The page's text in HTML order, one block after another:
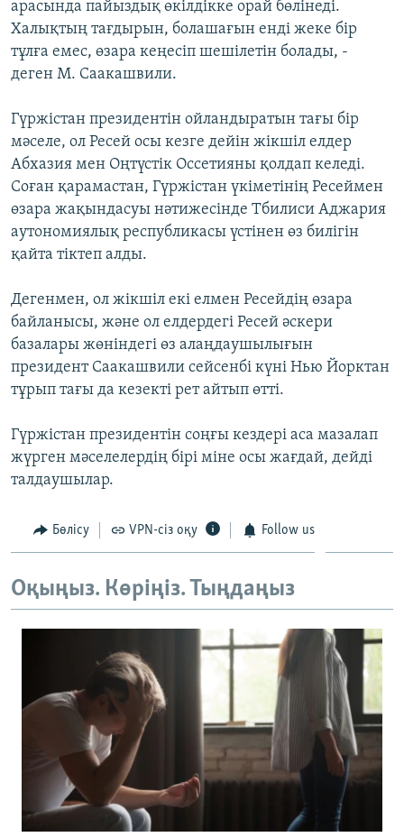
арасында пайыздық өкілдікке орай бөлінеді.
Халықтың тағдырын, болашағын енді жеке бір
тұлға емес, өзара кеңесіп шешілетін болады, -
деген М. Саакашвили.
Гүржістан президентін ойландыратын тағы бір
мәселе, ол Ресей осы кезге дейін жікшіл елдер
Абхазия мен Оңтүстік Оссетияны қолдап келеді.
Соған қарамастан, Гүржістан үкіметінің Ресеймен
өзара жақындасуы нәтижесінде Тбилиси Аджария
аутономиялық республикасы үстінен өз билігін
қайта тіктеп алды.
Дегенмен, ол жікшіл екі елмен Ресейдің өзара
байланысы, және ол елдердегі Ресей әскери
базалары жөніндегі өз алаңдаушылығын
президент Саакашвили сейсенбі күні Нью Йорктан
тұрып тағы да кезекті рет айтып өтті.
Гүржістан президентін соңғы кездері аса мазалап
жүрген мәселелердің бірі міне осы жағдай, дейді
талдаушылар.
Бөлісу VPN-сіз оқу Follow us
Оқыңыз. Көріңіз. Тыңдаңыз